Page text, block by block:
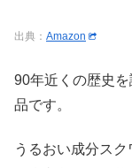
出典： Amazon
90年近くの歴史
品です。
うるおい成分ス